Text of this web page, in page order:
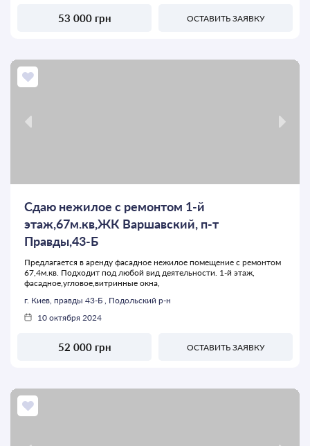
53 000 грн ОСТАВИТЬ ЗАЯВКУ
Сдаю нежилое с ремонтом 1-й
этаж,67м.кв,ЖК Варшавский, п-т
Правды,43-Б
Предлагается в аренду фасадное нежилое помещение с ремонтом
67,4м.кв. Подходит под любой вид деятельности. 1-й этаж,
фасадное,угловое,витринные окна,
г. Киев, правды 43-Б , Подольский р-н
10 октября 2024
52 000 грн ОСТАВИТЬ ЗАЯВКУ